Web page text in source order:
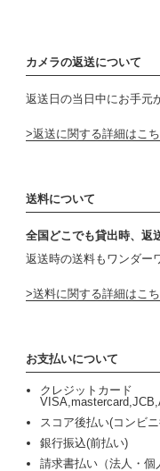
カメラの返送について
返送日の当日中にお手元
返送に関する詳細はこ
送料について
全国どこでも貸出時、返
返送時の送料もワンダー
送料に関する詳細はこ
お支払いについて
クレジットカード
スコア後払い(コンビ
銀行振込(前払い)
請求書払い（法人・個